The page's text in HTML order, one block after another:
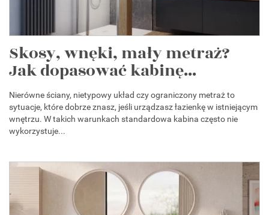
Skosy, wnęki, mały metraż?
Jak dopasować kabinę...
Nierówne ściany, nietypowy układ czy ograniczony metraż to
sytuacje, które dobrze znasz, jeśli urządzasz łazienkę w istniejącym
wnętrzu. W takich warunkach standardowa kabina często nie
wykorzystuje...